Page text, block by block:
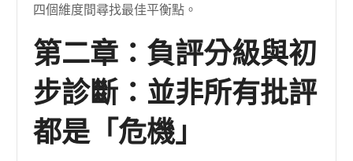
四個維度間尋找最佳平衡點。
第二章：負評分級與初
步診斷：並非所有批評
都是「危機」